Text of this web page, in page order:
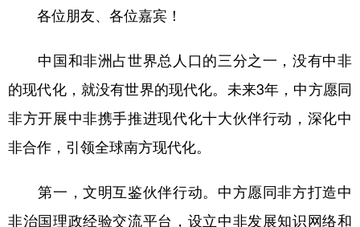
各位朋友、各位嘉宾！
中国和非洲占世界总人口的三分之一，没有中非
的现代化，就没有世界的现代化。未来3年，中方愿同
非方开展中非携手推进现代化十大伙伴行动，深化中
非合作，引领全球南方现代化。
第一，文明互鉴伙伴行动。中方愿同非方打造中
非治国理政经验交流平台，设立中非发展知识网络和